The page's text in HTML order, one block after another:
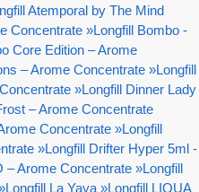
Atemporal by The Mind
Concentrate »Longfill Bombo -
Core Edition – Arome
– Arome Concentrate »Longfill
»Longfill Dinner Lady
– Arome Concentrate
Concentrate »Longfill
»Longfill Drifter Hyper 5ml -
– Arome Concentrate »Longfill
Longfill La Yaya »Longfill LIQUA